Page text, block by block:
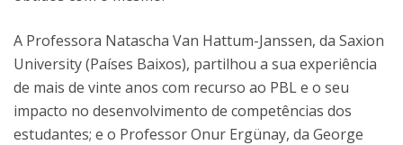
A Professora Natascha Van Hattum-Janssen, da Saxion
University (Países Baixos), partilhou a sua experiência
de mais de vinte anos com recurso ao PBL e o seu
impacto no desenvolvimento de competências dos
estudantes; e o Professor Onur Ergünay, da George